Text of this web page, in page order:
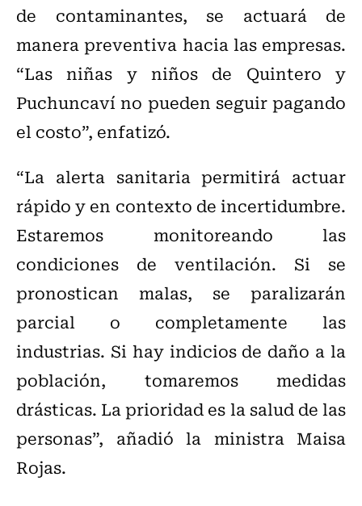
de contaminantes, se actuará de
manera preventiva hacia las empresas.
“Las niñas y niños de Quintero y
Puchuncaví no pueden seguir pagando
el costo”, enfatizó.
“La alerta sanitaria permitirá actuar
rápido y en contexto de incertidumbre.
Estaremos monitoreando las
condiciones de ventilación. Si se
pronostican malas, se paralizarán
parcial o completamente las
industrias. Si hay indicios de daño a la
población, tomaremos medidas
drásticas. La prioridad es la salud de las
personas”, añadió la ministra Maisa
Rojas.